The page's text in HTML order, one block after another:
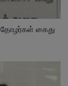
கைது